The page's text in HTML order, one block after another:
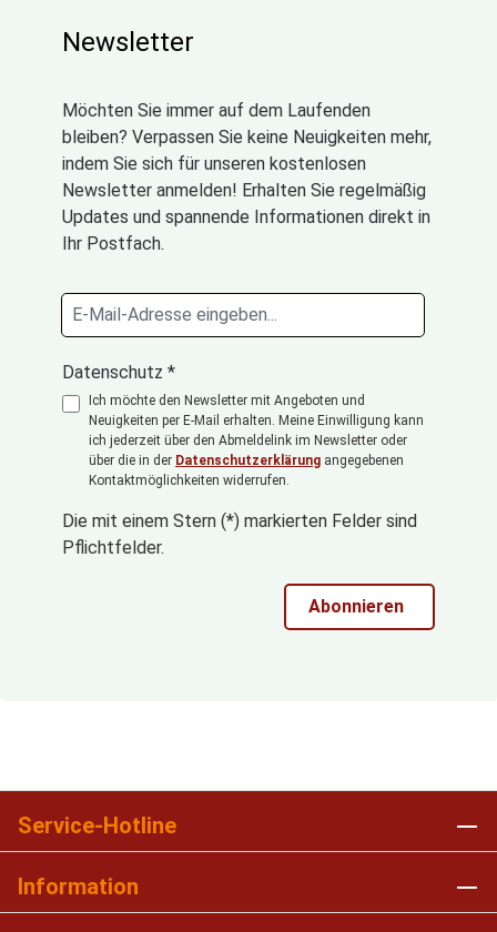
Newsletter
Möchten Sie immer auf dem Laufenden
bleiben? Verpassen Sie keine Neuigkeiten mehr,
indem Sie sich für unseren kostenlosen
Newsletter anmelden! Erhalten Sie regelmäßig
Updates und spannende Informationen direkt in
Ihr Postfach.
Datenschutz *
Ich möchte den Newsletter mit Angeboten und
Neuigkeiten per E-Mail erhalten. Meine Einwilligung kann
ich jederzeit über den Abmeldelink im Newsletter oder
über die in der Datenschutzerklärung angegebenen
Kontaktmöglichkeiten widerrufen.
Die mit einem Stern (*) markierten Felder sind
Pflichtfelder.
Abonnieren
Service-Hotline
Information